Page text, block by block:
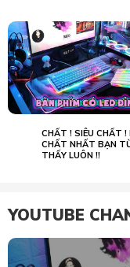
CHẤT ! SIÊU CHẤT !
CHẤT NHẤT BẠN
THẤY LUÔN !!
YOUTUBE